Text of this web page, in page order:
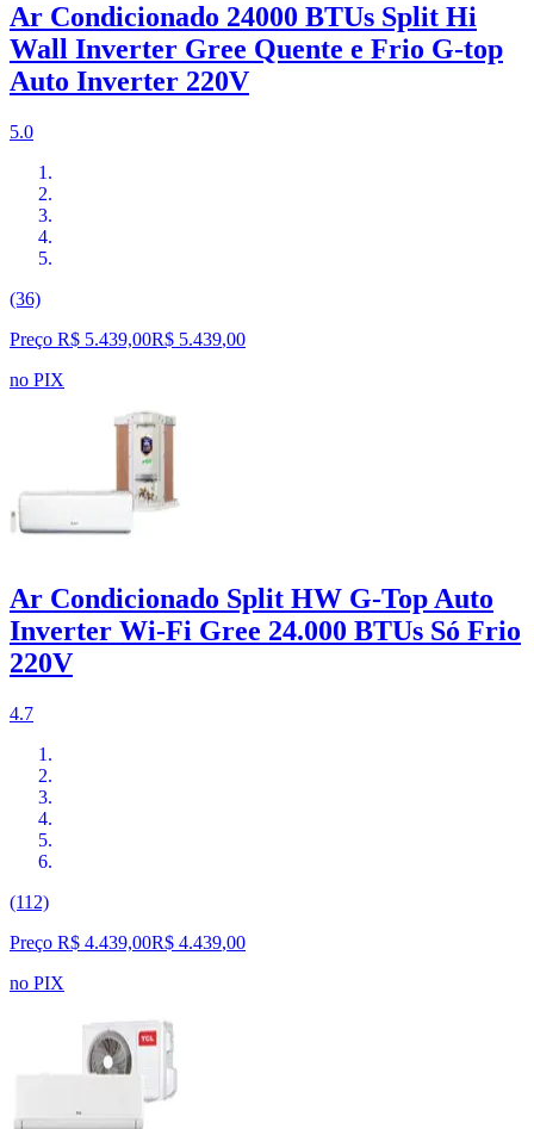
Ar Condicionado 24000 BTUs Split Hi
Wall Inverter Gree Quente e Frio G-top
Auto Inverter 220V
5.0
(36)
Preço R$ 5.439,00R$ 5.439,00
no PIX
Ar Condicionado Split HW G-Top Auto
Inverter Wi-Fi Gree 24.000 BTUs Só Frio
220V
4.7
(112)
Preço R$ 4.439,00R$ 4.439,00
no PIX